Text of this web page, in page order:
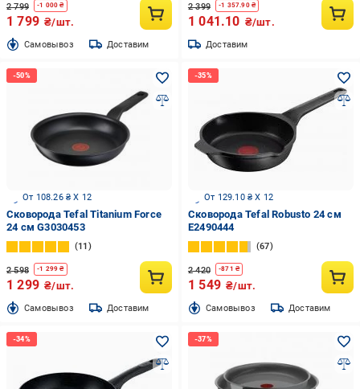
2 799 -1 000 ₴
1 799 ₴/шт.
Cамовывоз Доставим
2 399 -1 357.90₴
1 041.10 ₴/шт.
Доставим
От 108.26 ₴ X 12
Сковорода Tefal Titanium Force
24 см G3030453
11
2 598 -1 299 ₴
1 299 ₴/шт.
Cамовывоз Доставим
От 129.10 ₴ X 12
Сковорода Tefal Robusto 24 см
E2490444
67
2 420 -871 ₴
1 549 ₴/шт.
Cамовывоз Доставим